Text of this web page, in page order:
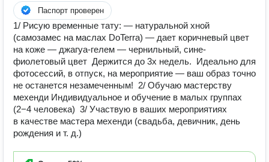
Паспорт проверен
1/ Рисую временные тату: — натуральной хной
(самозамес на маслах DoTerra) — дает коричневый цвет
на коже — джагуа-гелем — чернильный, сине-
фиолетовый цвет ㅤㅤㅤ Держится до 3х недель. ㅤㅤㅤ Идеально для
фотосессий, в отпуск, на мероприятие — ваш образ точно
не останется незамеченным! ㅤㅤㅤ 2/ Обучаю мастерству
мехенди Индивидуальное и обучение в малых группах
(2−4 человека) ㅤㅤㅤ 3/ Участвую в ваших мероприятиях
в качестве мастера мехенди (свадьба, девичник, день
рождения и т. д.)